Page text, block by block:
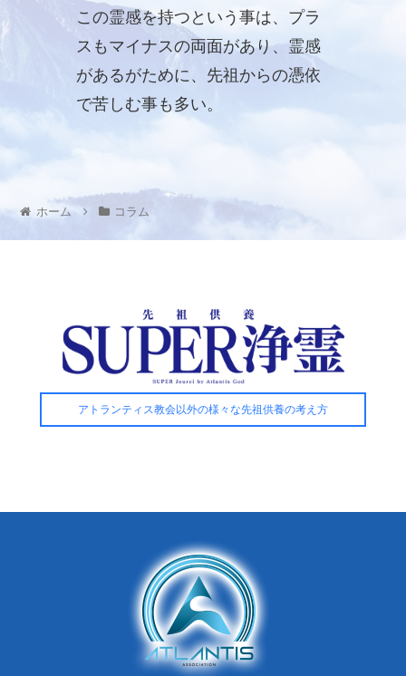
この霊感を持つという事は、プラ
スもマイナスの両面があり、霊感
があるがために、先祖からの憑依
で苦しむ事も多い。
ホーム コラム
アトランティス教会以外の様々な先祖供養の考え方